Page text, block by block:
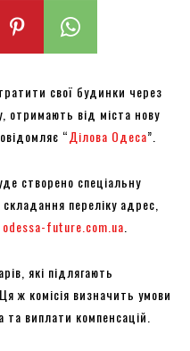
свої будинки через
отримають від міста нову
“Ділова Одеса”.
створено спеціальну
переліку адрес,
odessa-future.com.ua
які підлягають
ж комісія визначить умови
виплати компенсацій.